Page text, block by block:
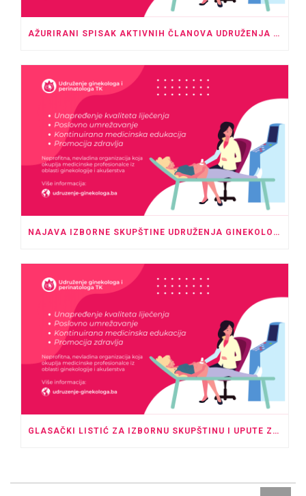
AŽURIRANI SPISAK AKTIVNIH ČLANOVA UDRUŽENJA GINEKOLOGA I PERINATOLOGA TK – MAJ 2026.
NAJAVA IZBORNE SKUPŠTINE UDRUŽENJA GINEKOLOGA I PERINATOLOGA TK
GLASAČKI LISTIĆ ZA IZBORNU SKUPŠTINU I UPUTE ZA GLASANJE U ODSUSTVU